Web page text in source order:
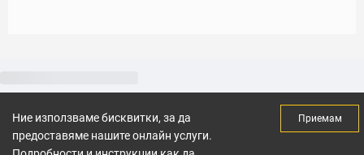
Ние използваме бисквитки, за да
предоставяме нашите онлайн услуги.
Приемам